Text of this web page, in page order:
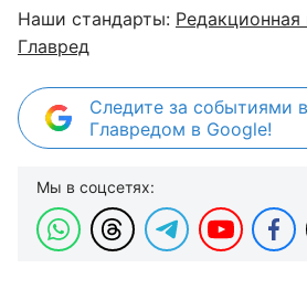
Наши стандарты: Редакционная
Главред
Следите за событиями
Главредом в Google!
Мы в соцсетях: